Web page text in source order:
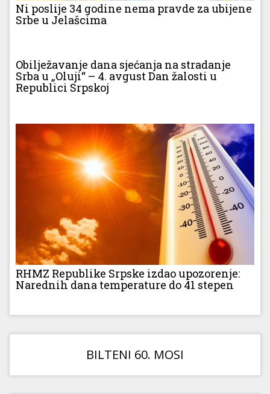
Ni poslije 34 godine nema pravde za ubijene
Srbe u Jelašcima
Obilježavanje dana sjećanja na stradanje
Srba u „Oluji“ – 4. avgust Dan žalosti u
Republici Srpskoj
RHMZ Republike Srpske izdao upozorenje:
Narednih dana temperature do 41 stepen
BILTENI 60. MOSI